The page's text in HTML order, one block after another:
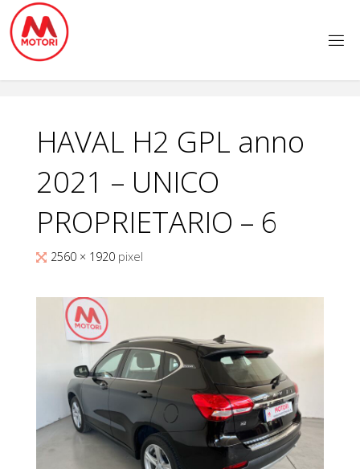
Salta
contenuto
HAVAL H2 GPL anno
2021 – UNICO
PROPRIETARIO – 6
Tutta2560 × 1920 pixel